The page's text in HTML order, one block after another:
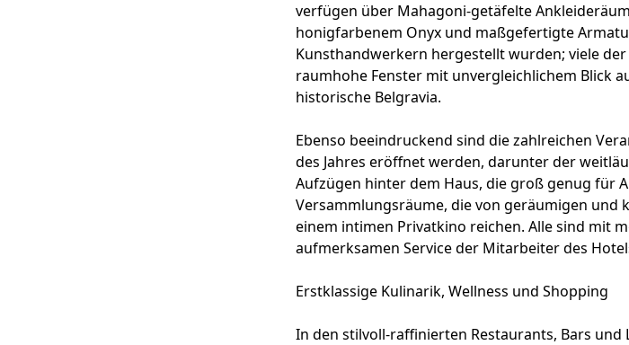
verfügen über Mahagoni-getäfelte
honigfarbenem Onyx und maßgefertigte
Kunsthandwerkern hergestellt wurden; viele
raumhohe Fenster mit unvergleichlichem Blick
historische Belgravia.
Ebenso beeindruckend sind die zahlreichen
des Jahres eröffnet werden, darunter der
Aufzügen hinter dem Haus, die groß genug für
Versammlungsräume, die von geräumigen
einem intimen Privatkino reichen. Alle sind mit
aufmerksamen Service der Mitarbeiter des
Erstklassige Kulinarik, Wellness und Shopping
In den stilvoll-raffinierten Restaurants, Bars und